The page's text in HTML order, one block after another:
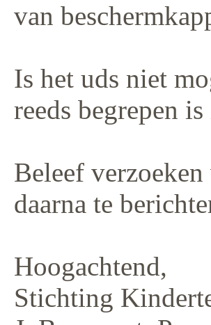
van
Is het uds niet
reeds begrepen
Beleef
daarna te
Hoogachtend,
Stichting